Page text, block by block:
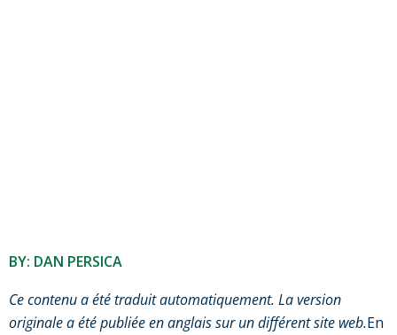
BY: DAN PERSICA
Ce contenu a été traduit automatiquement. La version
originale a été publiée en anglais sur un différent site web.En